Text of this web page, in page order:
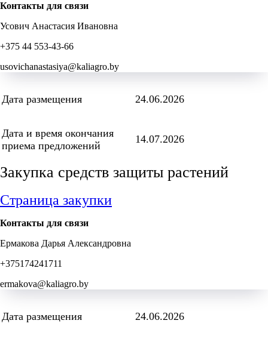
Контакты для связи
Усович Анастасия Ивановна
+375 44 553-43-66
usovichanastasiya@kaliagro.by
Дата размещения 24.06.2026
Дата и время окончания
приема предложений
14.07.2026
Закупка средств защиты растений
Страница закупки
Контакты для связи
Ермакова Дарья Александровна
+375174241711
ermakova@kaliagro.by
Дата размещения 24.06.2026